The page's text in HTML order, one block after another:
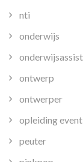
nti
onderwijs
ontwerp
ontwerper
opleiding
peuter